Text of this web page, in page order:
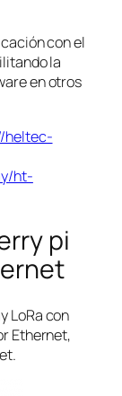
con el
la
en otros
heltec-
ht-
pi
LoRa con
Ethernet,